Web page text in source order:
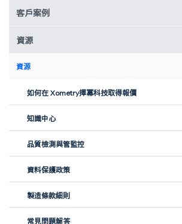
客戶案例
資源
資源
如何在 Xometry擇冪科技取得報價
知識中心
品質檢測與管監控
資料保護政策
製造條款細則
常見問題解答
Nicole Jeffery 使用她的 FaceDip 碗體驗
居住在英國、擁有小型冰箱冷凍室的 Nicole 尋
的解決方案。她解釋道：「我想繼續我的護膚
簡便的方式進行。」這一需求催生了 FaceDip
冷水面部浸泡設計的可折疊矽膠碗，使這一護
接受。
從概念到原型：探索設計